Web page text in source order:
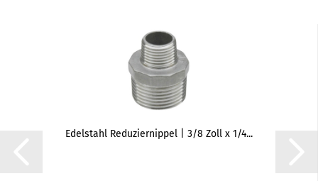
Edelstahl Reduziernippel | 3/8 Zoll x 1/4...